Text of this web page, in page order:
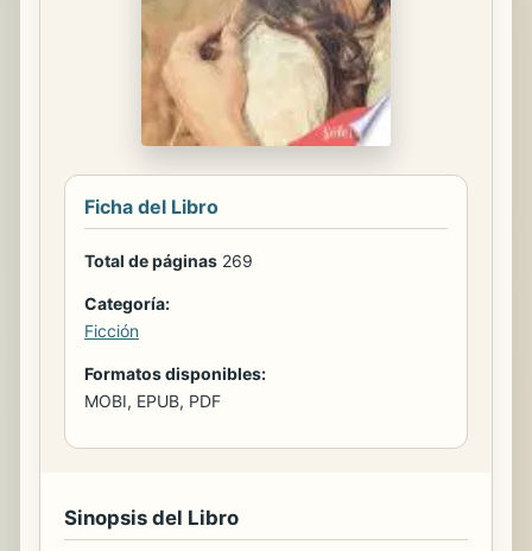
Ficha del Libro
Total de páginas 269
Categoría:
Ficción
Formatos disponibles:
MOBI, EPUB, PDF
Sinopsis del Libro